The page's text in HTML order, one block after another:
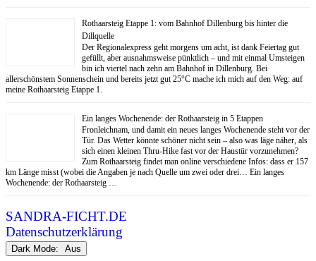
Rothaarsteig Etappe 1: vom Bahnhof Dillenburg bis hinter die
Dillquelle
Der Regionalexpress geht morgens um acht, ist dank Feiertag gut
gefüllt, aber ausnahmsweise pünktlich – und mit einmal Umsteigen
bin ich viertel nach zehn am Bahnhof in Dillenburg. Bei
allerschönstem Sonnenschein und bereits jetzt gut 25°C mache ich mich auf den Weg: auf
meine Rothaarsteig Etappe 1.
Ein langes Wochenende: der Rothaarsteig in 5 Etappen
Fronleichnam, und damit ein neues langes Wochenende steht vor der
Tür. Das Wetter könnte schöner nicht sein – also was läge näher, als
sich einen kleinen Thru-Hike fast vor der Haustür vorzunehmen?
Zum Rothaarsteig findet man online verschiedene Infos: dass er 157
km Länge misst (wobei die Angaben je nach Quelle um zwei oder drei… Ein langes
Wochenende: der Rothaarsteig …
SANDRA-FICHT.DE
Datenschutzerklärung
Dark Mode: